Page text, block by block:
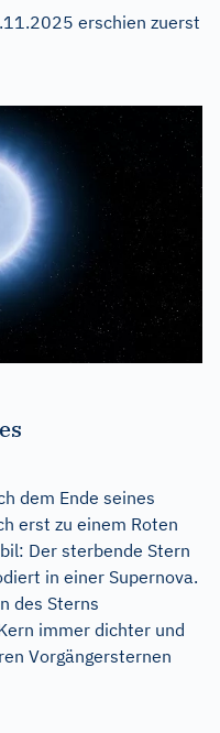
erschien zuerst
dem Ende seines
erst zu einem Roten
Der sterbende Stern
in einer Supernova.
des Sterns
immer dichter und
Vorgängersternen